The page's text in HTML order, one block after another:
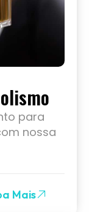
para
nossa
Mais